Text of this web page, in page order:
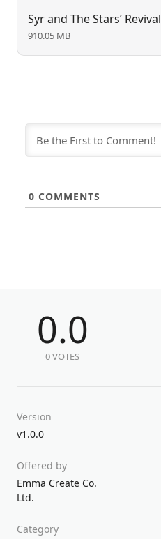
Syr and The Stars’ Revival
910.05 MB
0 COMMENTS
0.0
0 VOTES
Version
v1.0.0
Offered by
Emma Create Co.
Ltd.
Category